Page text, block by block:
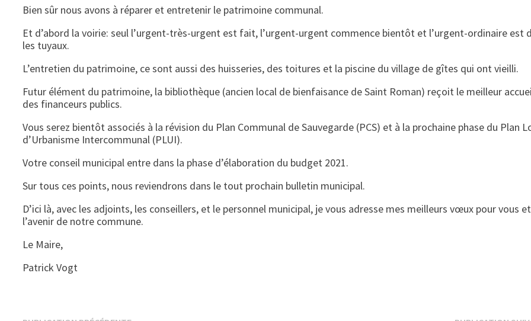
Bien sûr nous avons à réparer et entretenir le patrimoine communal.
Et d’abord la voirie: seul l’urgent-très-urgent est fait, l’urgent-urgent commence bientôt et l’urgent-ordinaire est
les tuyaux.
L’entretien du patrimoine, ce sont aussi des huisseries, des toitures et la piscine du village de gîtes qui ont vieilli.
Futur élément du patrimoine, la bibliothèque (ancien local de bienfaisance de Saint Roman) reçoit le meilleur
des financeurs publics.
Vous serez bientôt associés à la révision du Plan Communal de Sauvegarde (PCS) et à la prochaine phase du Plan
d’Urbanisme Intercommunal (PLUI).
Votre conseil municipal entre dans la phase d’élaboration du budget 2021.
Sur tous ces points, nous reviendrons dans le tout prochain bulletin municipal.
D’ici là, avec les adjoints, les conseillers, et le personnel municipal, je vous adresse mes meilleurs vœux pour vous et
l’avenir de notre commune.
Le Maire,
Patrick Vogt